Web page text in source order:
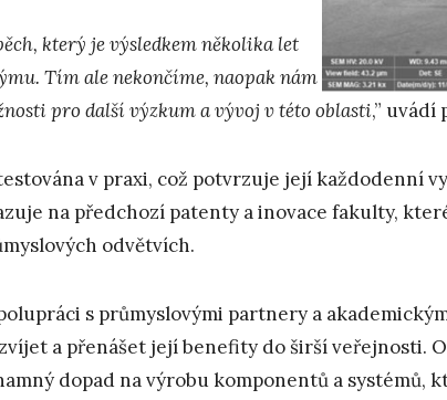
který je výsledkem několika let
Tím ale nekončíme, naopak nám
pro další výzkum a vývoj v této oblasti,” uvádí
v praxi, což potvrzuje její každodenní
na předchozí patenty a inovace fakulty,
odvětvích.
s průmyslovými partnery a
a přenášet její benefity do širší veřejnosti.
dopad na výrobu komponentů a systémů,